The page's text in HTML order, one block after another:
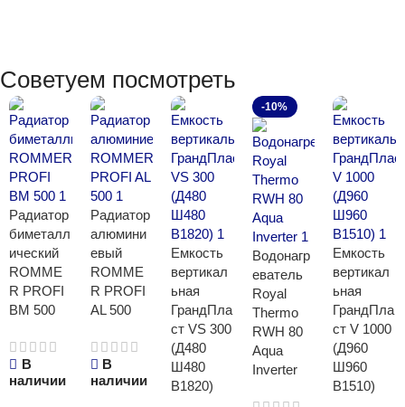
Советуем посмотреть
Радиатор
биметалл
ический
ROMME
R PROFI
BM 500
В
наличии
Радиатор
алюмини
евый
ROMME
R PROFI
AL 500
В
наличии
Емкость
вертикал
ьная
ГрандПла
ст VS 300
(Д480
Ш480
В1820)
-10%
Водонагр
еватель
Royal
Thermo
RWH 80
Aqua
Inverter
Емкость
вертикал
ьная
ГрандПла
ст V 1000
(Д960
Ш960
В1510)